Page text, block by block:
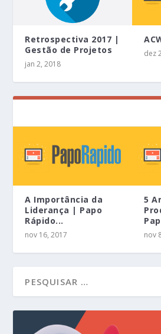
Retrospectiva 2017 |
Gestão de Projetos
jan 2, 2018
dez
A Importância da
Liderança | Papo
Rápido...
nov 16, 2017
5
nov